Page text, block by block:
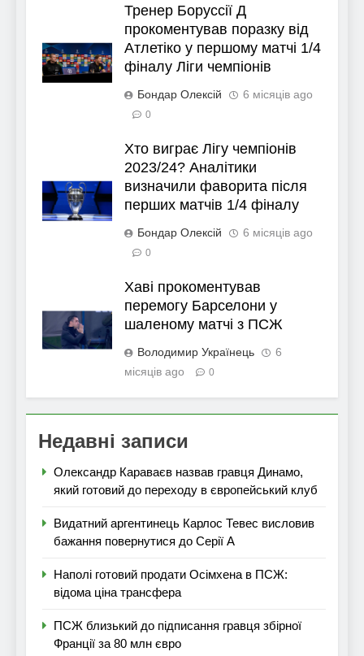
Тренер Боруссії Д
прокоментував поразку від
Атлетіко у першому матчі 1/4
фіналу Ліги чемпіонів
Бондар Олексій 6 місяців ago
0
Хто виграє Лігу чемпіонів
2023/24? Аналітики
визначили фаворита після
перших матчів 1/4 фіналу
Бондар Олексій 6 місяців ago
0
Хаві прокоментував
перемогу Барселони у
шаленому матчі з ПСЖ
Володимир Українець
6
місяців ago
0
Недавні записи
Олександр Караваєв назвав гравця Динамо,
який готовий до переходу в європейський клуб
Видатний аргентинець Карлос Тевес висловив
бажання повернутися до Серії А
Наполі готовий продати Осімхена в ПСЖ:
відома ціна трансфера
ПСЖ близький до підписання гравця збірної
Франції за 80 млн євро